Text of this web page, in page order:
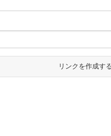
リンクを作成する